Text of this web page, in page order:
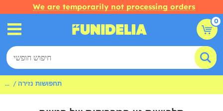
We are temporarily not processing orders
0
... תחפושות נזירה